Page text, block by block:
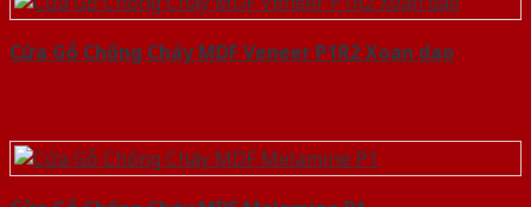
Cửa Gỗ Chống Cháy MDF Veneer P1R2 Xoan dao